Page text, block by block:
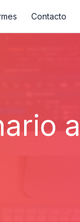
Contacto